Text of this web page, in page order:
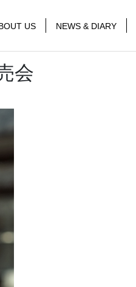
US NEWS & DIARY
会